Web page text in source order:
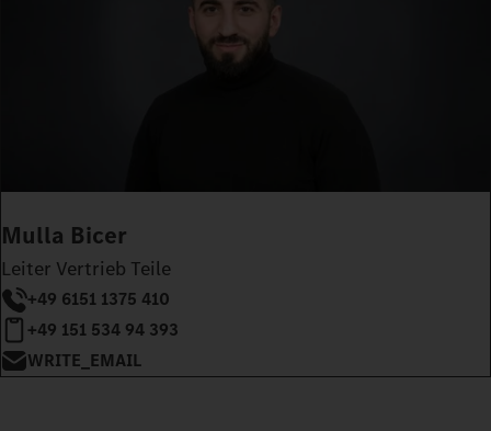
Mulla Bicer
Leiter Vertrieb Teile
+49 6151 1375 410
+49 151 534 94 393
WRITE_EMAIL